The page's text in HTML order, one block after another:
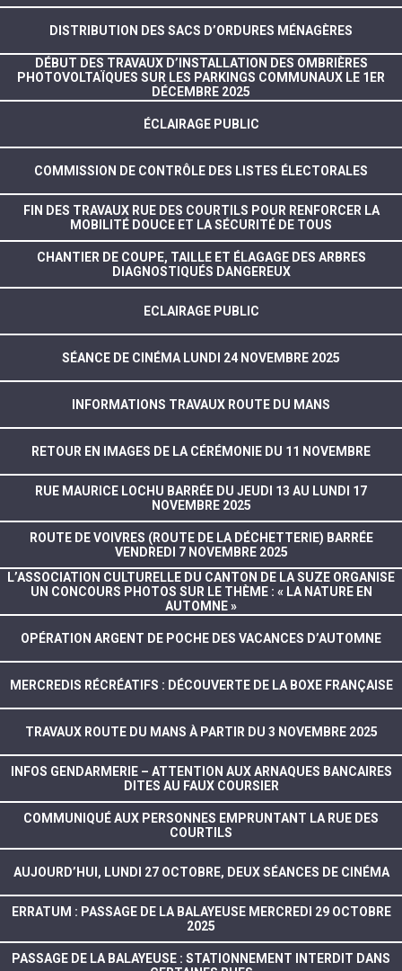
DISTRIBUTION DES SACS D’ORDURES MÉNAGÈRES
DÉBUT DES TRAVAUX D’INSTALLATION DES OMBRIÈRES
PHOTOVOLTAÏQUES SUR LES PARKINGS COMMUNAUX LE 1ER
DÉCEMBRE 2025
ÉCLAIRAGE PUBLIC
COMMISSION DE CONTRÔLE DES LISTES ÉLECTORALES
FIN DES TRAVAUX RUE DES COURTILS POUR RENFORCER LA
MOBILITÉ DOUCE ET LA SÉCURITÉ DE TOUS
CHANTIER DE COUPE, TAILLE ET ÉLAGAGE DES ARBRES
DIAGNOSTIQUÉS DANGEREUX
ECLAIRAGE PUBLIC
SÉANCE DE CINÉMA LUNDI 24 NOVEMBRE 2025
INFORMATIONS TRAVAUX ROUTE DU MANS
RETOUR EN IMAGES DE LA CÉRÉMONIE DU 11 NOVEMBRE
RUE MAURICE LOCHU BARRÉE DU JEUDI 13 AU LUNDI 17
NOVEMBRE 2025
ROUTE DE VOIVRES (ROUTE DE LA DÉCHETTERIE) BARRÉE
VENDREDI 7 NOVEMBRE 2025
L’ASSOCIATION CULTURELLE DU CANTON DE LA SUZE ORGANISE
UN CONCOURS PHOTOS SUR LE THÈME : « LA NATURE EN
AUTOMNE »
OPÉRATION ARGENT DE POCHE DES VACANCES D’AUTOMNE
MERCREDIS RÉCRÉATIFS : DÉCOUVERTE DE LA BOXE FRANÇAISE
TRAVAUX ROUTE DU MANS À PARTIR DU 3 NOVEMBRE 2025
INFOS GENDARMERIE – ATTENTION AUX ARNAQUES BANCAIRES
DITES AU FAUX COURSIER
COMMUNIQUÉ AUX PERSONNES EMPRUNTANT LA RUE DES
COURTILS
AUJOURD’HUI, LUNDI 27 OCTOBRE, DEUX SÉANCES DE CINÉMA
ERRATUM : PASSAGE DE LA BALAYEUSE MERCREDI 29 OCTOBRE
2025
PASSAGE DE LA BALAYEUSE : STATIONNEMENT INTERDIT DANS